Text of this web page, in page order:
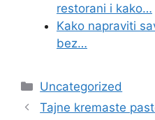
restorani i kako…
Kako napraviti
bez…
Categories
Uncategorized
Tajne kremaste